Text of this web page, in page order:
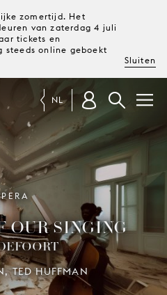
zomertijd. Het
van zaterdag 4 juli
tickets en
steeds online geboekt
Sluiten
PROGRAMMA
TICKETS &
ABONNEMENTEN
UW
BEZOEK
NL
OUR SINGING
TED HUFFMAN